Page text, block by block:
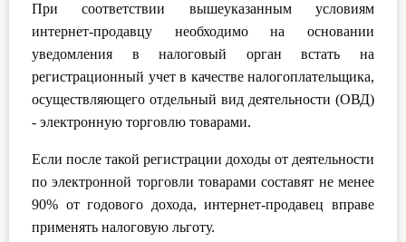
При соответствии вышеуказанным условиям
интернет-продавцу необходимо на основании
уведомления в налоговый орган встать на
регистрационный учет в качестве налогоплательщика,
осуществляющего отдельный вид деятельности (ОВД)
- электронную торговлю товарами.
Если после такой регистрации доходы от деятельности
по электронной торговли товарами составят не менее
90% от годового дохода, интернет-продавец вправе
применять налоговую льготу.